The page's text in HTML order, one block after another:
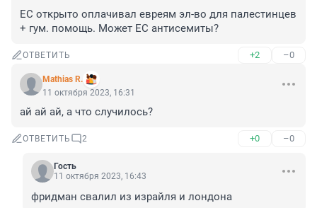
ЕС открыто оплачивал евреям эл-во для палестинцев
+ гум. помощь. Может ЕС антисемиты?
ОТВЕТИТЬ +2 –0
Mathias R.
11 октября 2023, 16:31
ай ай ай, а что случилось?
ОТВЕТИТЬ 2 +0 –0
Гость
11 октября 2023, 16:43
фридман свалил из израйля и лондона